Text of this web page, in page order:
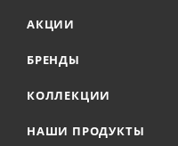
АКЦИИ
БРЕНДЫ
КОЛЛЕКЦИИ
НАШИ ПРОДУКТЫ